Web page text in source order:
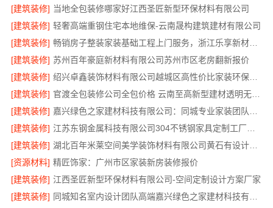
[建筑装修] 当地全包装修哪家好江西圣匠新型环保材料有限公司
[建筑装修] 轻奢高端重钢住宅本地维保-云南晟构建筑建材有限公司
[建筑装修]
畅销房子整装家装基础工程上门服务，浙江乐享新材料有限公司
[建筑装修] 苏州百年豪庭新材料有限公司苏州市区老房翻新报价
[建筑装修]
绍兴卓鑫装饰材料有限公司越城区高性价比家装环保材料
[建筑装修]
官渡全包装修公司全包价格 云南至高新型建材透明无增项
[建筑装修]
[建筑装修]
[建筑装修]
湖北百年米莱空间美学装饰材料有限公司黄石有设计感实景案例
[资源材料] 精匠饰家：广州市区家装新房装修报价
[建筑装修] 江西圣匠新型环保材料有限公司-空间定制设计方案厂家
[建筑装修]